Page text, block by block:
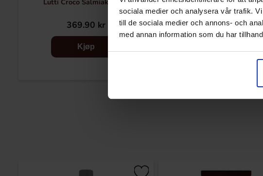
sociala medier och analysera vår trafik.
till de sociala medier och annons- och
med annan information som du har
Lutti Croco Salmiak 2.5kg
369.90 kr
Kjøp
Matthijs Veggie Sour
149.90 kr